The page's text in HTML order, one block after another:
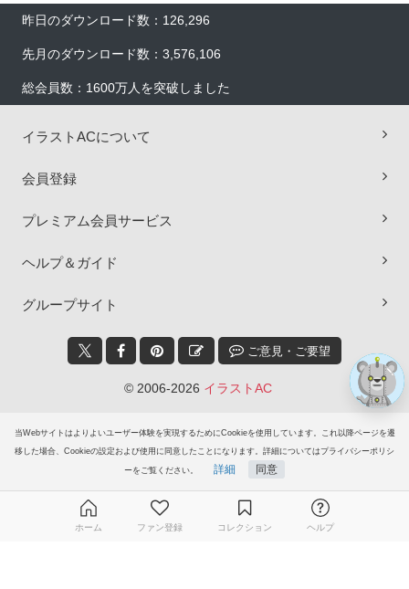
当Webサイトはよりよいユーザー体験を実現するためにCookieを使用しています。これ以降ページを遷
移した場合、Cookieの設定および使用に同意したことになります。詳細についてはプライバシーポリシ
ーをご覧ください。 詳細 同意
昨日のダウンロード数：126,296
先月のダウンロード数：3,576,106
総会員数：1600万人を突破しました
イラストACについて
会員登録
プレミアム会員サービス
ヘルプ＆ガイド
グループサイト
ご意見・ご要望
© 2006-2026 イラストAC
ホーム ファン登録 コレクション ヘルプ